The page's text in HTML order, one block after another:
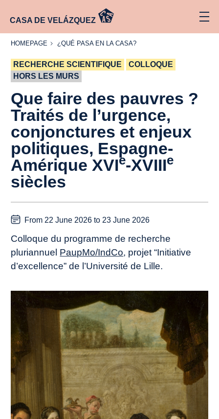
CASA DE VELÁZQUEZ
HOMEPAGE
HOMEPAGE
¿QUÉ
CASA?
¿QUÉ PASA EN LA CASA?
RECHERCHE SCIENTIFIQUE
COLLOQUE
HORS LES MURS
Que faire des pauvres ?
Traités de l’urgence,
conjonctures et enjeux
politiques, Espagne-
Amérique XVIe-XVIIIe
siècles
From 22 June 2026 to 23 June 2026
Colloque du programme de recherche
pluriannuel PaupMo/IndCo, projet “Initiative
d’excellence” de l’Université de Lille.